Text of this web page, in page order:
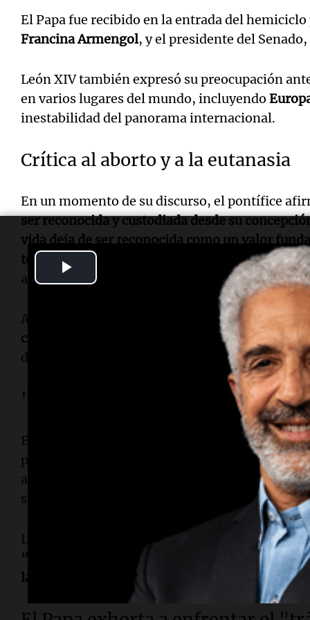
El Papa fue recibido en la entrada del
Francina Armengol, y el presidente del Senado,
León XIV también expresó su preocupación
en varios lugares del mundo, incluyendo
inestabilidad del panorama internacional.
Crítica al aborto y a la eutanasia
En un momento de su discurso, el pontífice
ser reconocida y custodiada desde su
vida deja de ser reconocida como un valor
tener nuestras sociedades?"
Esta declaración
a la práctica del aborto y la eutanasia.
Además, enfatizó que
"la defensa de la vida
civilización"
, justo cuando el Congreso se
de ley destinada a blindar la eutanasia ante
"La discrepancia no conlleva
El Papa instó a "construir una cultura de la
pluralidad política no debería llevar a la
adversario. Resaltó que incluso el conflicto
siempre que se busque mitigar las diferencias a
León XIV subrayó que quienes tienen
"custodiar la palabra para desarmar el
la discrepancia no conlleva humillación".